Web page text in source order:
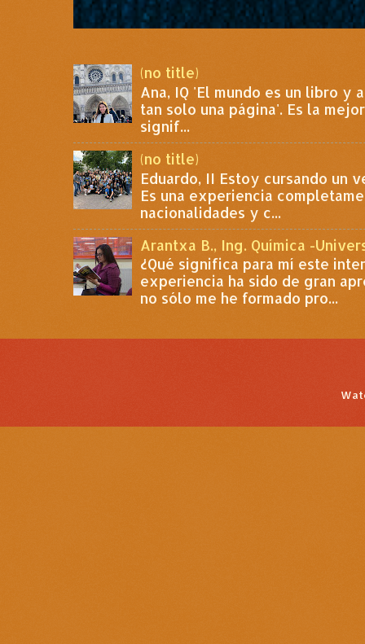
(no title)
Ana, IQ 'El mundo es un libro y
tan solo una página'. Es la
signif...
(no title)
Eduardo, II Estoy cursando un
Es una experiencia
nacionalidades y c...
Arantxa B., Ing. Química -
¿Qué significa para mí este
experiencia ha sido de gran
no sólo me he formado pro...